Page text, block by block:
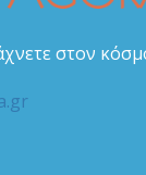
στον